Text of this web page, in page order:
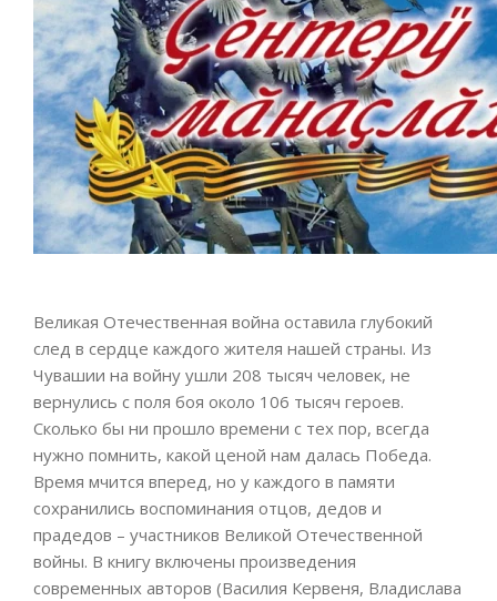
Великая Отечественная война оставила глубокий
след в сердце каждого жителя нашей страны. Из
Чувашии на войну ушли 208 тысяч человек, не
вернулись с поля боя около 106 тысяч героев.
Сколько бы ни прошло времени с тех пор, всегда
нужно помнить, какой ценой нам далась Победа.
Время мчится вперед, но у каждого в памяти
сохранились воспоминания отцов, дедов и
прадедов – участников Великой Отечественной
войны. В книгу включены произведения
современных авторов (Василия Кервеня, Владислава